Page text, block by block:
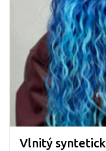
Vlnitý